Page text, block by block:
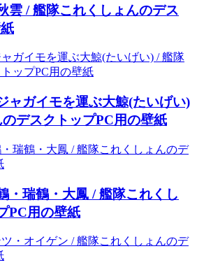
雲 / 艦隊これくしょんのデス
ャガイモを運ぶ大鯨(たいげい)
デスクトップPC用の壁紙
・瑞鶴・大鳳 / 艦隊これくし
PC用の壁紙